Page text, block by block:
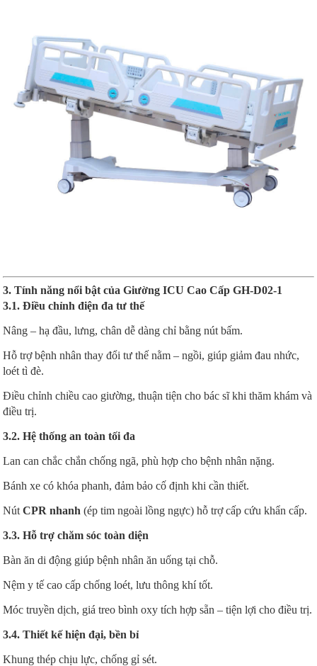
3. Tính năng nổi bật của Giường ICU Cao Cấp GH-D02-1
3.1. Điều chỉnh điện đa tư thế
Nâng – hạ đầu, lưng, chân dễ dàng chỉ bằng nút bấm.
Hỗ trợ bệnh nhân thay đổi tư thế nằm – ngồi, giúp giảm đau nhức,
loét tì đè.
Điều chỉnh chiều cao giường, thuận tiện cho bác sĩ khi thăm khám và
điều trị.
3.2. Hệ thống an toàn tối đa
Lan can chắc chắn chống ngã, phù hợp cho bệnh nhân nặng.
Bánh xe có khóa phanh, đảm bảo cố định khi cần thiết.
NútCPR nhanh (ép tim ngoài lồng ngực) hỗ trợ cấp cứu khẩn cấp.
3.3. Hỗ trợ chăm sóc toàn diện
Bàn ăn di động giúp bệnh nhân ăn uống tại chỗ.
Nệm y tế cao cấp chống loét, lưu thông khí tốt.
Móc truyền dịch, giá treo bình oxy tích hợp sẵn – tiện lợi cho điều trị.
3.4. Thiết kế hiện đại, bền bỉ
Khung thép chịu lực, chống gỉ sét.